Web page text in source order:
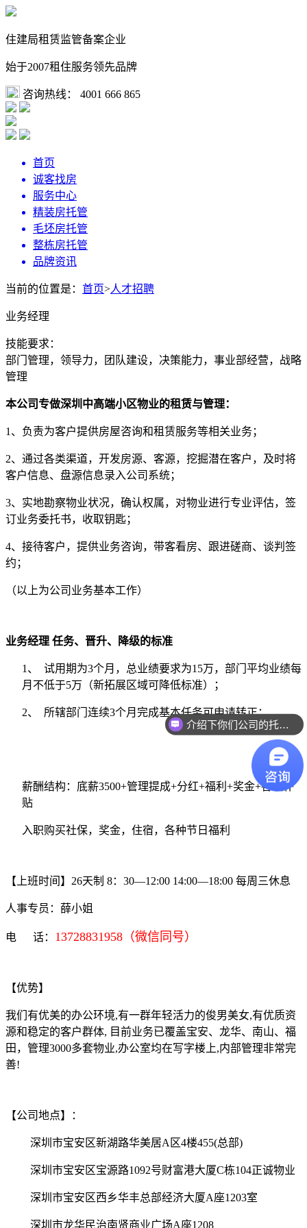
住建局租赁监管备案企业
始于2007租住服务领先品牌
咨询热线： 4001 666 865
首页
诚客找房
服务中心
精装房托管
毛坯房托管
整栋房托管
品牌资讯
当前的位置是： 首页>人才招聘
业务经理
技能要求：
部门管理，领导力，团队建设，决策能力，事业部经营，战略
管理
本公司专做深圳中高端小区物业的租赁与管理：
1、负责为客户提供房屋咨询和租赁服务等相关业务；
2、通过各类渠道，开发房源、客源，挖掘潜在客户，及时将
客户信息、盘源信息录入公司系统；
3、实地勘察物业状况，确认权属，对物业进行专业评估，签
订业务委托书，收取钥匙；
4、接待客户，提供业务咨询，带客看房、跟进磋商、谈判签
约；
（以上为公司业务基本工作）
业务经理 任务、晋升、降级的标准
1、 试用期为3个月，总业绩要求为15万，部门平均业绩每
月不低于5万（新拓展区域可降低标准）；
2、 所辖部门连续3个月完成基本任务可申请转正；
薪酬结构：底薪3500+管理提成+分红+福利+奖金+各项补
贴
入职购买社保，奖金，住宿，各种节日福利
【上班时间】26天制 8：30—12:00 14:00—18:00 每周三休息
人事专员：薛小姐
电 话： 13728831958（微信同号）
【优势】
我们有优美的办公环境,有一群年轻活力的俊男美女,有优质资
源和稳定的客户群体, 目前业务已覆盖宝安、龙华、南山、福
田，管理3000多套物业,办公室均在写字楼上,内部管理非常完
善!
【公司地点】：
深圳市宝安区新湖路华美居A区4楼455(总部)
深圳市宝安区宝源路1092号财富港大厦C栋104正诚物业
深圳市宝安区西乡华丰总部经济大厦A座1203室
深圳市龙华民治南贤商业广场A座1208
介绍下你们公司的托管流程